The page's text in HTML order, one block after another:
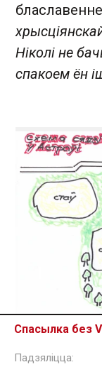
Ніколі не
спакоем ён
Схема маёнтку
Спасылка без